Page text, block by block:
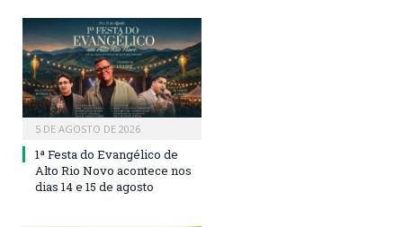
5 DE AGOSTO DE 2026
1ª Festa do Evangélico de
Alto Rio Novo acontece nos
dias 14 e 15 de agosto